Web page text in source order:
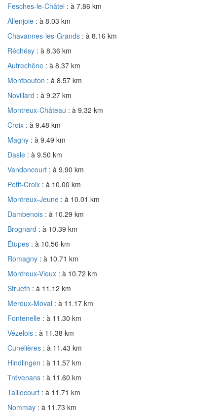
Fesches-le-Châtel : à 7.86 km
Allenjoie : à 8.03 km
Chavannes-les-Grands : à 8.16 km
Réchésy : à 8.36 km
Autrechêne : à 8.37 km
Montbouton : à 8.57 km
Novillard : à 9.27 km
Montreux-Château : à 9.32 km
Croix : à 9.48 km
Magny : à 9.49 km
Dasle : à 9.50 km
Vandoncourt : à 9.90 km
Petit-Croix : à 10.00 km
Montreux-Jeune : à 10.01 km
Dambenois : à 10.29 km
Brognard : à 10.39 km
Étupes : à 10.56 km
Romagny : à 10.71 km
Montreux-Vieux : à 10.72 km
Strueth : à 11.12 km
Meroux-Moval : à 11.17 km
Fontenelle : à 11.30 km
Vézelois : à 11.38 km
Cunelières : à 11.43 km
Hindlingen : à 11.57 km
Trévenans : à 11.60 km
Taillecourt : à 11.71 km
Nommay : à 11.73 km